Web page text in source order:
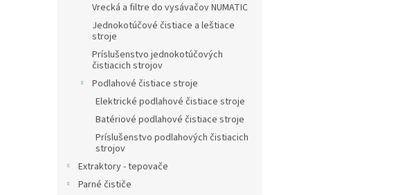
Vrecká a filtre do vysávačov NUMATIC
Jednokotúčové čistiace a leštiace
stroje
Príslušenstvo jednokotúčových
čistiacich strojov
Podlahové čistiace stroje
Elektrické podlahové čistiace stroje
Batériové podlahové čistiace stroje
Príslušenstvo podlahových čistiacich
strojov
Extraktory - tepovače
Parné čističe